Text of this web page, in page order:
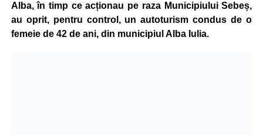
Alba, în timp ce acționau pe raza Municipiului Sebeș,
au oprit, pentru control, un autoturism condus de o
femeie de 42 de ani, din municipiul Alba Iulia.